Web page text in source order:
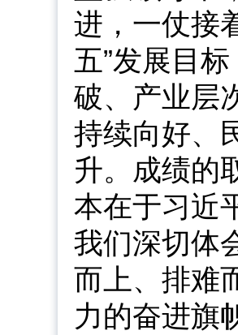
进，一仗接
五”发展目
破、产业层
持续向好、
升。成绩的
本在于习近
我们深切体
而上、排难
力的奋进旗